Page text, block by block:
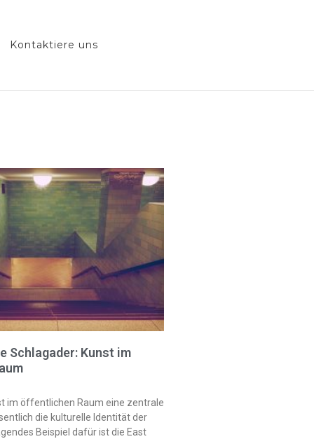
Kontaktiere uns
Schlagader: Kunst im
im öffentlichen Raum eine zentrale
die kulturelle Identität der
Beispiel dafür ist die East